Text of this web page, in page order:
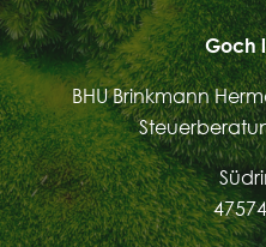
Goch
BHU Brinkmann